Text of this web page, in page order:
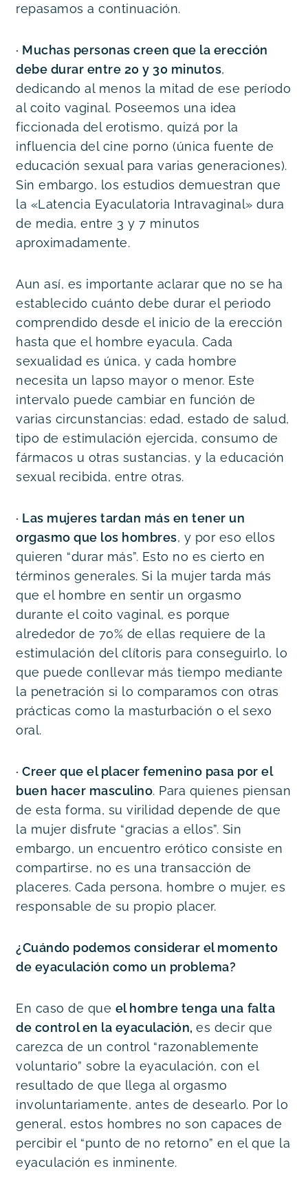
repasamos a continuación.
· Muchas personas creen que la erección
debe durar entre 20 y 30 minutos,
dedicando al menos la mitad de ese período
al coito vaginal. Poseemos una idea
ficcionada del erotismo, quizá por la
influencia del cine porno (única fuente de
educación sexual para varias generaciones).
Sin embargo, los estudios demuestran que
la «Latencia Eyaculatoria Intravaginal» dura
de media, entre 3 y 7 minutos
aproximadamente.
Aun así, es importante aclarar que no se ha
establecido cuánto debe durar el periodo
comprendido desde el inicio de la erección
hasta que el hombre eyacula. Cada
sexualidad es única, y cada hombre
necesita un lapso mayor o menor. Este
intervalo puede cambiar en función de
varias circunstancias: edad, estado de salud,
tipo de estimulación ejercida, consumo de
fármacos u otras sustancias, y la educación
sexual recibida, entre otras.
· Las mujeres tardan más en tener un
orgasmo que los hombres, y por eso ellos
quieren “durar más”. Esto no es cierto en
términos generales. Si la mujer tarda más
que el hombre en sentir un orgasmo
durante el coito vaginal, es porque
alrededor de 70% de ellas requiere de la
estimulación del clítoris para conseguirlo, lo
que puede conllevar más tiempo mediante
la penetración si lo comparamos con otras
prácticas como la masturbación o el sexo
oral.
· Creer que el placer femenino pasa por el
buen hacer masculino. Para quienes piensan
de esta forma, su virilidad depende de que
la mujer disfrute “gracias a ellos”. Sin
embargo, un encuentro erótico consiste en
compartirse, no es una transacción de
placeres. Cada persona, hombre o mujer, es
responsable de su propio placer.
¿Cuándo podemos considerar el momento
de eyaculación como un problema?
En caso de que el hombre tenga una falta
de control en la eyaculación, es decir que
carezca de un control “razonablemente
voluntario” sobre la eyaculación, con el
resultado de que llega al orgasmo
involuntariamente, antes de desearlo. Por lo
general, estos hombres no son capaces de
percibir el “punto de no retorno” en el que la
eyaculación es inminente.